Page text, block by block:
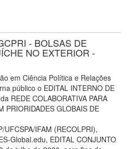
- BOLSAS DE
NO EXTERIOR -
em Ciência Política e Relações
público o EDITAL INTERNO DE
REDE COLABORATIVA PARA
PRIORIDADES GLOBAIS DE
UFCSPA/IFAM (RECOLPRI),
Global.edu, EDITAL CONJUNTO